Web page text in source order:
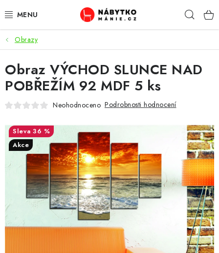
na
OBÝVACÍ POKOJ
KUCHYŇ A JÍDELNA
LOŽNICE
KANCELÁŘ / PRACOVNA
KOUPELNA A WC
PŘEDSÍŇ
CHOVATELSKÉ POTŘEBY
Obrazy
Obraz VÝCHOD SLUNCE NAD
POBŘEŽÍM 92 MDF 5 ks
Neohodnoceno Podrobnosti hodnocení
36 %
Akce